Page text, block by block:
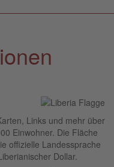
Links und mehr über
Einwohner. Die Fläche
offizielle Landessprache
Dollar.